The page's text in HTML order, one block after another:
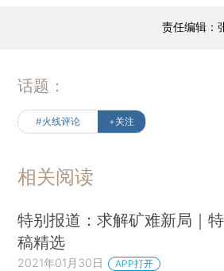
责任编辑：
话题：
#火线评论 +关注
相关阅读
特别报道：求解矿难新局｜特
稿精选
2021年01月30日 APP打开